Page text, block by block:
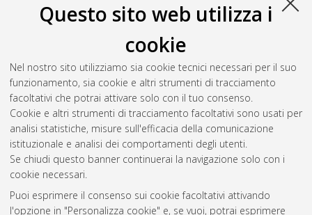
Questo sito web utilizza i
cookie
Nel nostro sito utilizziamo sia cookie tecnici necessari per il suo
funzionamento, sia cookie e altri strumenti di tracciamento
facoltativi che potrai attivare solo con il tuo consenso.
Cookie e altri strumenti di tracciamento facoltativi sono usati per
analisi statistiche, misure sull'efficacia della comunicazione
istituzionale e analisi dei comportamenti degli utenti.
Se chiudi questo banner continuerai la navigazione solo con i
cookie necessari.
Puoi esprimere il consenso sui cookie facoltativi attivando
l'opzione in "Personalizza cookie" e, se vuoi, potrai esprimere
Ottoboni, Andrea(2007) Analisi e sintesi di meccanismi
spaziali per lo studio del moto passivo del ginocchio umano
[Dissertation thesis], Alma Mater Studiorum Università di
Bologna. Dottorato di ricerca inMeccanica applicata, 19 Ciclo.
DOI 10.6092/unibo/amsdottorato/210.
Questa lista e' stata generata il Thu Aug 6 20:42:10 2026
Atom
Rss 1.0